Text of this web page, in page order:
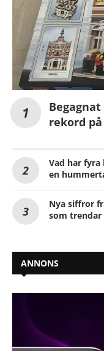
rekord på
Vad har
en
Nya siffror
som trendar
ANNONS